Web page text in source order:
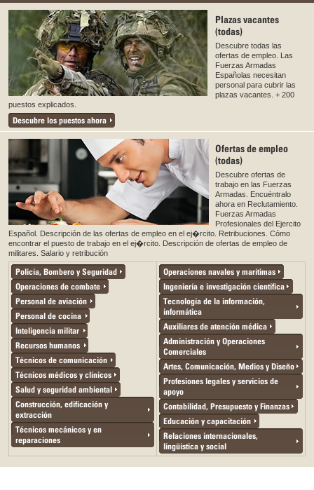
Plazas vacantes
(todas)
Descubre todas las
ofertas de empleo. Las
Fuerzas Armadas
Españolas necesitan
personal para cubrir las
plazas vacantes. + 200
puestos explicados.
Descubre los puestos ahora
Ofertas de empleo
(todas)
Descubre ofertas de
trabajo en las Fuerzas
Armadas. Encuéntralo
ahora en Reclutamiento.
Fuerzas Armadas
Profesionales del Ejercito
Español. Descripción de las ofertas de empleo en el ej�rcito. Retribuciones. Cómo
encontrar el puesto de trabajo en el ej�rcito. Descripción de ofertas de empleo de
militares. Salario y retribución
Policía, Bombero y Seguridad
Operaciones de combate
Personal de aviación
Personal de cocina
Inteligencia militar
Recursos humanos
Técnicos de comunicación
Técnicos médicos y clínicos
Salud y seguridad ambiental
Construcción, edificación y
extracción
Técnicos mecánicos y en
reparaciones
Operaciones navales y marítimas
Ingeniería e investigación científica
Tecnología de la información,
informática
Auxiliares de atención médica
Administración y Operaciones
Comerciales
Artes, Comunicación, Medios y Diseño
Profesiones legales y servicios de
apoyo
Contabilidad, Presupuesto y Finanzas
Educación y capacitación
Relaciones internacionales,
lingüística y social